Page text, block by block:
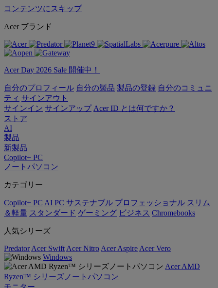
コンテンツにスキップ
Acer ブランド
Acer Day 2026 Sale 開催中！
自分のプロフィール 自分の製品 製品の登録 自分のコミュニ
ティ サインアウト
サインイン サインアップ Acer ID とは何ですか？
ストア
AI
製品
新製品
Copilot+ PC
ノートパソコン
カテゴリー
Copilot+ PC AI PC サステナブル プロフェッショナル スリム
＆軽量 スタンダード ゲーミング ビジネス Chromebooks
人気シリーズ
Predator Acer Swift Acer Nitro Acer Aspire Acer Vero
Windows
Acer AMD
Ryzen™ シリーズノートパソコン